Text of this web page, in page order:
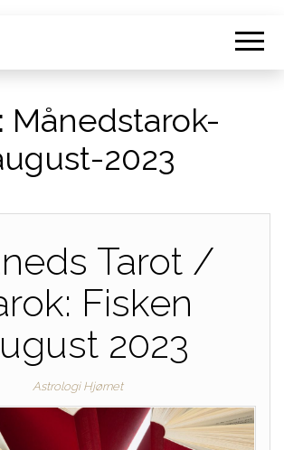
Månedstarok-
2023
Tarot /
Fisken
2023
Astrologi Hjørnet